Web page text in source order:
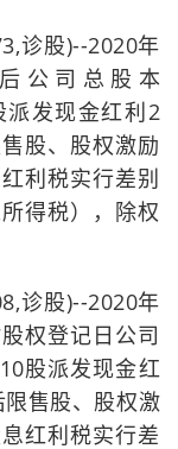
诊股)--2020年
公司总股本
派发现金红利2
股、股权激励
利税实行差别
得税），除权
诊股)--2020年
权登记日公司
股派发现金红
售股、股权激
红利税实行差